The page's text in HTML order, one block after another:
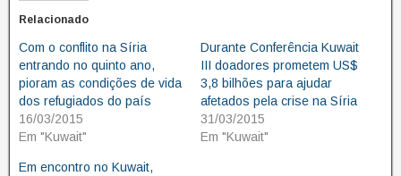
Relacionado
Com o conflito na Síria
entrando no quinto ano,
pioram as condições de vida
dos refugiados do país
16/03/2015
Em "Kuwait"
Durante Conferência Kuwait
III doadores prometem US$
3,8 bilhões para ajudar
afetados pela crise na Síria
31/03/2015
Em "Kuwait"
Em encontro no Kuwait,